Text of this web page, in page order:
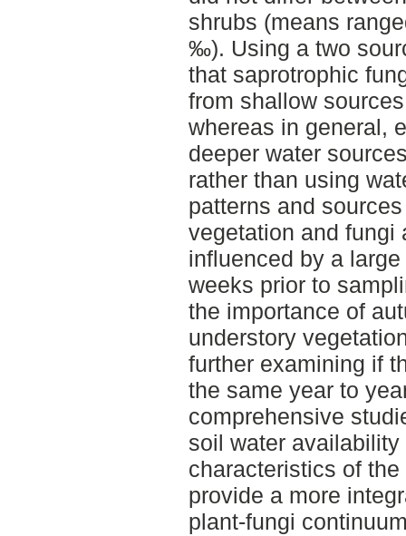
shrubs (means
‰). Using a two
that saprotrophic
from shallow
whereas in general,
deeper water
rather than using
patterns and
vegetation and fungi
influenced by a
weeks prior to
the importance of
understory
further examining if
the same year to
comprehensive
soil water
characteristics of
provide a more
plant-fungi